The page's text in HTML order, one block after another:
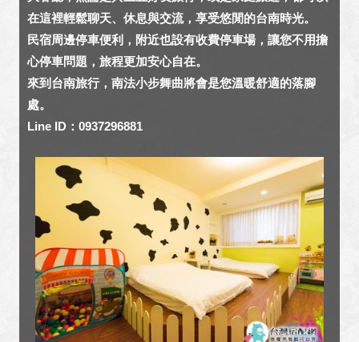
在這裡輕鬆聊天、休息與交流，享受悠閒的台南時光。
民宿周邊停車便利，附近也設有收費停車場，讓您不用擔
心停車問題，旅程更加安心自在。
來到台南旅行，南法小步舞曲將會是您溫暖舒適的落腳
處。
Line ID：0937296881